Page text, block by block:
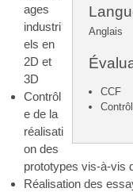
Anglais
CCF
ages
industri
els en
2D et
3D
Contrôl
e de la
réalisati
on des
prototypes vis-à-vis
Réalisation des